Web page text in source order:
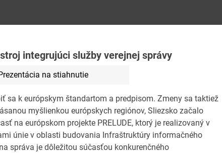
integrujúci služby verejnej správy
na stiahnutie
sa k európskym štandartom a predpisom. Zmeny sa taktiež
myšlienkou európskych regiónov, Sliezsko začalo
na európskom projekte PRELUDE, ktorý je realizovaný v
únie v oblasti budovania Infraštruktúry informačného
správa je dôležitou súčasťou konkurenčného